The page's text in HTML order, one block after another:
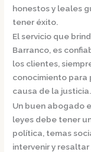
honestos y leales
tener éxito.
El servicio que
Barranco, es
los clientes,
conocimiento para
causa de la justicia.
Un buen abogado
leyes debe tener
política, temas
intervenir y